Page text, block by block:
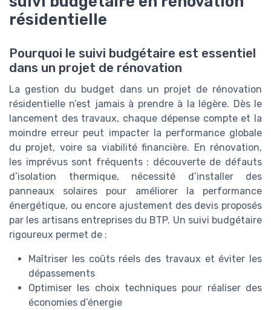
résidentielle
Pourquoi le suivi budgétaire est essentiel
dans un projet de rénovation
La gestion du budget dans un projet de rénovation
résidentielle n’est jamais à prendre à la légère. Dès le
lancement des travaux, chaque dépense compte et la
moindre erreur peut impacter la performance globale
du projet, voire sa viabilité financière. En rénovation,
les imprévus sont fréquents : découverte de défauts
d’isolation thermique, nécessité d’installer des
panneaux solaires pour améliorer la performance
énergétique, ou encore ajustement des devis proposés
par les artisans entreprises du BTP. Un suivi budgétaire
rigoureux permet de :
Maîtriser les coûts réels des travaux et éviter les
dépassements
Optimiser les choix techniques pour réaliser des
économies d’énergie